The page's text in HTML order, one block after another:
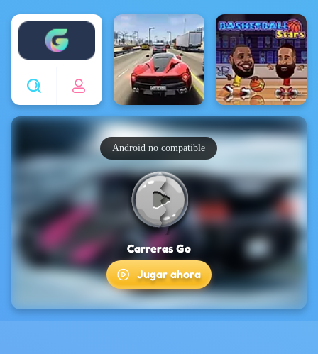
Enjoy4fun
Android no compatible
Carreras Go
Jugar ahora